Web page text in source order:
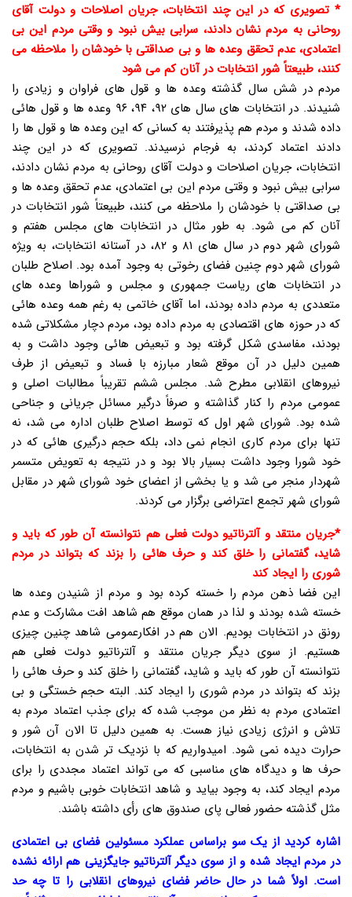
* تصویری که در این چند انتخابات، جریان اصلاحات و دولت آقای
روحانی به مردم نشان دادند، سرابی بیش نبود و وقتی مردم این بی
اعتمادی، عدم تحقق وعده ها و بی صداقتی با خودشان را ملاحظه می
کنند، طبیعتاً شور انتخابات در آنان کم می شود
مردم در شش سال گذشته وعده ها و قول های فراوان و زیادی را
شنیدند. در انتخابات های سال های ۹۲، ۹۴، ۹۶ وعده ها و قول هائی
داده شدند و مردم هم پذیرفتند به کسانی که این وعده ها و قول ها را
دادند اعتماد کردند، به فرجام نرسیدند. تصویری که در این چند
انتخابات، جریان اصلاحات و دولت آقای روحانی به مردم نشان دادند،
سرابی بیش نبود و وقتی مردم این بی اعتمادی، عدم تحقق وعده ها و
بی صداقتی با خودشان را ملاحظه می کنند، طبیعتاً شور انتخابات در
آنان کم می شود. به طور مثال در انتخابات های مجلس هفتم و
شورای شهر دوم در سال های ۸۱ و ۸۲، در آستانه انتخابات، به ویژه
شورای شهر دوم چنین فضای رخوتی به وجود آمده بود. اصلاح طلبان
در انتخابات های ریاست جمهوری و مجلس و شوراها وعده های
متعددی به مردم داده بودند، اما آقای خاتمی به رغم همه وعده هائی
که در حوزه های اقتصادی به مردم داده بود، مردم دچار مشکلاتی شده
بودند، مفاسدی شکل گرفته بود و تبعیض هائی وجود داشت و به
همین دلیل در آن موقع شعار مبارزه با فساد و تبعیض از طرف
نیروهای انقلابی مطرح شد. مجلس ششم تقریباً مطالبات اصلی و
عمومی مردم را کنار گذاشته و صرفاً درگیر مسائل جریانی و جناحی
شده بود. شورای شهر اول که توسط اصلاح طلبان اداره می شد، نه
تنها برای مردم کاری انجام نمی داد، بلکه حجم درگیری هائی که در
خود شورا وجود داشت بسیار بالا بود و در نتیجه به تعویض متسمر
شهردار منجر می شد و یا بخشی از اعضای خود شورای شهر در مقابل
شورای شهر تجمع اعتراضی برگزار می کردند.
*جریان منتقد و آلترناتیو دولت فعلی هم نتوانسته آن طور که باید و
شاید، گفتمانی را خلق کند و حرف هائی را بزند که بتواند در مردم
شوری را ایجاد کند
این فضا ذهن مردم را خسته کرده بود و مردم از شنیدن وعده ها
خسته شده بودند و لذا در همان موقع هم شاهد افت مشارکت و عدم
رونق در انتخابات بودیم. الان هم در افکارعمومی شاهد چنین چیزی
هستیم. از سوی دیگر جریان منتقد و آلترناتیو دولت فعلی هم
نتوانسته آن طور که باید و شاید، گفتمانی را خلق کند و حرف هائی را
بزند که بتواند در مردم شوری را ایجاد کند. البته حجم خستگی و بی
اعتمادی مردم به نظر من موجب شده که برای جذب اعتماد مردم به
تلاش و انرژی زیادی نیاز هست. به همین دلیل تا الان آن شور و
حرارت دیده نمی شود. امیدواریم که با نزدیک تر شدن به انتخابات،
حرف ها و دیدگاه های مناسبی که می تواند اعتماد مجددی را برای
مردم ایجاد کند، به وجود بیاید و شاهد انتخابات خوبی باشیم و مردم
مثل گذشته حضور فعالی پای صندوق های رأی داشته باشند.
اشاره کردید از یک سو براساس عملکرد مسئولین فضای بی اعتمادی
در مردم ایجاد شده و از سوی دیگر آلترناتیو جایگزینی هم ارائه نشده
است. اولاً شما در حال حاضر فضای نیروهای انقلابی را تا چه حد